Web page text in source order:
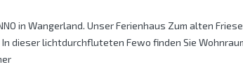
in Wangerland. Unser Ferienhaus Zum alten
dieser lichtdurchfluteten Fewo finden Sie